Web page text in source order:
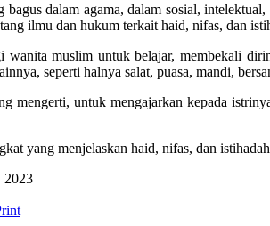
dalam agama, dalam sosial,
ilmu dan hukum terkait haid, nifas, dan
wanita muslim untuk belajar, membekali
seperti halnya salat, puasa, mandi,
mengerti, untuk mengajarkan kepada
yang menjelaskan haid, nifas, dan
2023